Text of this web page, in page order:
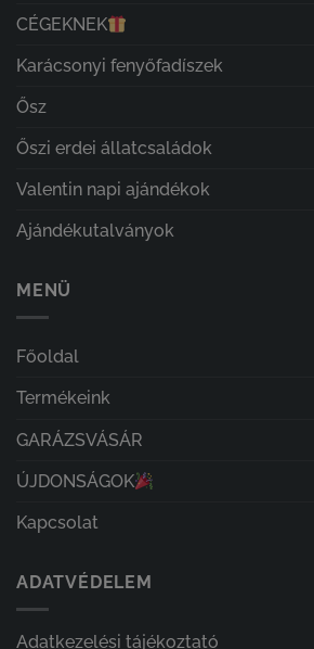
CÉGEKNEK
Karácsonyi fenyőfadíszek
Ősz
Őszi erdei állatcsaládok
Valentin napi ajándékok
Ajándékutalványok
MENÜ
Főoldal
Termékeink
GARÁZSVÁSÁR
ÚJDONSÁGOK
Kapcsolat
ADATVÉDELEM
Adatkezelési tájékoztató